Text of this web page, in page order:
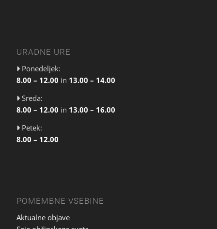
URADNE URE
Ponedeljek:
8.00 – 12.00 in 13.00 – 14.00
Sreda:
8.00 – 12.00 in 13.00 – 16.00
Petek:
8.00 – 12.00
POMEMBNE VSEBINE
Aktualne objave